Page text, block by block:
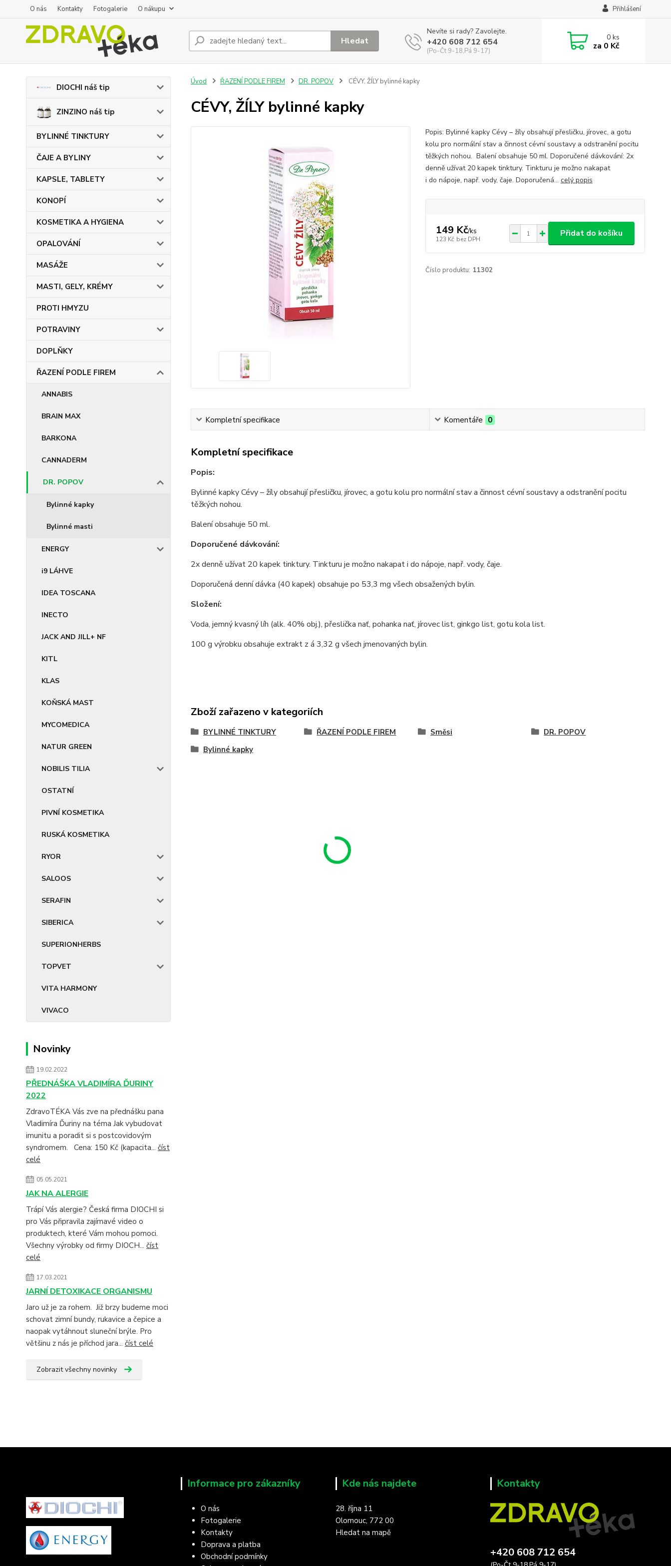
O nás Kontakty Fotogalerie O nákupu Přihlášení
Hledat
Nevíte si rady? Zavolejte.
+420 608 712 654
(Po-Čt 9-18,Pá 9-17)
0ks
za 0 Kč
DIOCHI náš tip
ZINZINO náš tip
BYLINNÉ TINKTURY
ČAJE A BYLINY
KAPSLE, TABLETY
KONOPÍ
KOSMETIKA A HYGIENA
OPALOVÁNÍ
MASÁŽE
MASTI, GELY, KRÉMY
PROTI HMYZU
POTRAVINY
DOPLŇKY
ŘAZENÍ PODLE FIREM
ANNABIS
BRAIN MAX
BARKONA
CANNADERM
DR. POPOV
Bylinné kapky
Bylinné masti
ENERGY
i9 LÁHVE
IDEA TOSCANA
INECTO
JACK AND JILL+ NF
KITL
KLAS
KOŇSKÁ MAST
MYCOMEDICA
NATUR GREEN
NOBILIS TILIA
OSTATNÍ
PIVNÍ KOSMETIKA
RUSKÁ KOSMETIKA
RYOR
SALOOS
SERAFIN
SIBERICA
SUPERIONHERBS
TOPVET
VITA HARMONY
VIVACO
Novinky
19.02.2022
PŘEDNÁŠKA VLADIMÍRA ĎURINY
2022
ZdravoTÉKA Vás zve na přednášku pana
Vladimíra Ďuriny na téma Jak vybudovat
imunitu a poradit si s postcovidovým
syndromem. Cena: 150 Kč (kapacita... číst
celé
05.05.2021
JAK NA ALERGIE
Trápí Vás alergie? Česká firma DIOCHI si
pro Vás připravila zajímavé video o
produktech, které Vám mohou pomoci.
Všechny výrobky od firmy DIOCH... číst
celé
17.03.2021
JARNÍ DETOXIKACE ORGANISMU
Jaro už je za rohem. Již brzy budeme moci
schovat zimní bundy, rukavice a čepice a
naopak vytáhnout sluneční brýle. Pro
většinu z nás je příchod jara... číst celé
Zobrazit všechny novinky
Úvod ŘAZENÍ PODLE FIREM DR. POPOV CÉVY, ŽÍLY bylinné kapky
CÉVY, ŽÍLY bylinné kapky
Popis: Bylinné kapky Cévy – žíly obsahují přesličku, jírovec, a gotu
kolu pro normální stav a činnost cévní soustavy a odstranění pocitu
těžkých nohou. Balení obsahuje 50 ml. Doporučené dávkování: 2x
denně užívat 20 kapek tinktury. Tinkturu je možno nakapat
i do nápoje, např. vody, čaje. Doporučená... celý popis
149 Kč/ks
123 Kč bez DPH
Přidat do košíku
Číslo produktu: 11302
Kompletní specifikace Komentáře 0
Kompletní specifikace
Popis:
Bylinné kapky Cévy – žíly obsahují přesličku, jírovec, a gotu kolu pro normální stav a činnost cévní soustavy a odstranění pocitu
těžkých nohou.
Balení obsahuje 50 ml.
Doporučené dávkování:
2x denně užívat 20 kapek tinktury. Tinkturu je možno nakapat i do nápoje, např. vody, čaje.
Doporučená denní dávka (40 kapek) obsahuje po 53,3 mg všech obsažených bylin.
Složení:
Voda, jemný kvasný líh (alk. 40% obj.), přeslička nať, pohanka nať, jírovec list, ginkgo list, gotu kola list.
100 g výrobku obsahuje extrakt z á 3,32 g všech jmenovaných bylin.
Zboží zařazeno v kategoriích
BYLINNÉ TINKTURY ŘAZENÍ PODLE FIREM Směsi
DR. POPOV
Bylinné kapky
Informace pro zákazníky
O nás
Fotogalerie
Kontakty
Doprava a platba
Obchodní podmínky
Kde nás najdete
28. října 11
Olomouc, 772 00
Hledat na mapě
Kontakty
+420 608 712 654